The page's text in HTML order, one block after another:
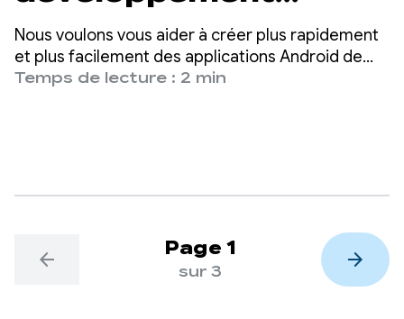
Android assisté par
l'IA et les LLM avec
Android Bench
Nous voulons vous aider à créer plus rapidement
et plus facilement des applications Android de
haute qualité. Pour cela, nous mettons l'IA à votre
Temps de lecture : 2 min
arrow_back Page 1
sur 3 arrow_forward